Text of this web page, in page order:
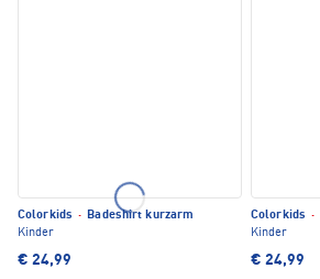
Colorkids · Badeshirt kurzarm
Kinder
€ 24,99
Colorkids ·
Kinder
€ 24,99